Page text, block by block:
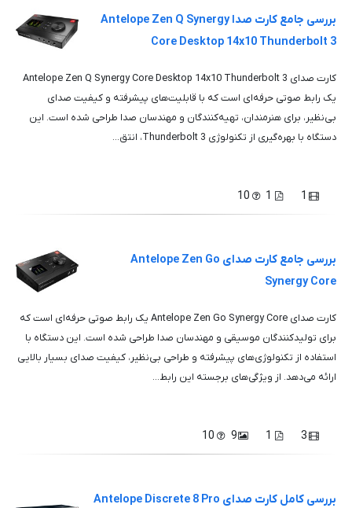
بررسی جامع کارت صدا Antelope Zen Q Synergy
Core Desktop 14x10 Thunderbolt 3
کارت صدای Antelope Zen Q Synergy Core Desktop 14x10 Thunderbolt 3
یک رابط صوتی حرفه‌ای است که با قابلیت‌های پیشرفته و کیفیت صدای
بی‌نظیر، برای هنرمندان، تهیه‌کنندگان و مهندسان صدا طراحی شده است. این
دستگاه با بهره‌گیری از تکنولوژی Thunderbolt 3، انتق...
1
1
10
بررسی جامع کارت صدای Antelope Zen Go
Synergy Core
کارت صدای Antelope Zen Go Synergy Core یک رابط صوتی حرفه‌ای است که
برای تولیدکنندگان موسیقی و مهندسان صدا طراحی شده است. این دستگاه با
استفاده از تکنولوژی‌های پیشرفته و طراحی بی‌نظیر، کیفیت صدای بسیار بالایی
ارائه می‌دهد. از ویژگی‌های برجسته این رابط...
3
1
9
10
بررسی کامل کارت صدای Antelope Discrete 8 Pro